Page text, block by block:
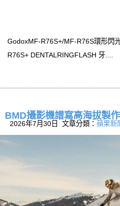
GodoxMF-R76S+/MF-R76S環形閃
R76S+ DENTALRINGFLASH 牙....
BMD攝影機譜寫高海拔製
2026年7月30日 文章分類： 蘋果新